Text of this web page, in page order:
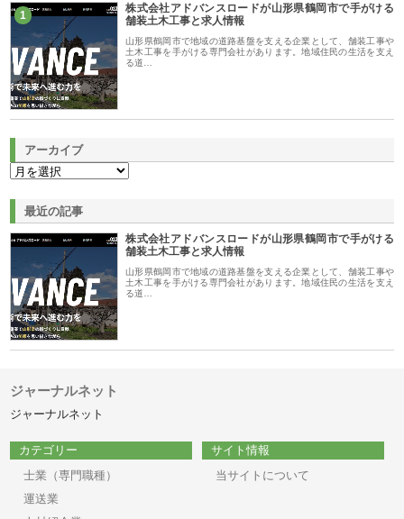
1
株式会社アドバンスロードが山形県鶴岡市で手がける
舗装土木工事と求人情報
山形県鶴岡市で地域の道路基盤を支える企業として、舗装工事や
土木工事を手がける専門会社があります。地域住民の生活を支え
る道…
アーカイブ
最近の記事
株式会社アドバンスロードが山形県鶴岡市で手がける
舗装土木工事と求人情報
山形県鶴岡市で地域の道路基盤を支える企業として、舗装工事や
土木工事を手がける専門会社があります。地域住民の生活を支え
る道…
ジャーナルネット
ジャーナルネット
カテゴリー
士業（専門職種）
運送業
サイト情報
当サイトについて